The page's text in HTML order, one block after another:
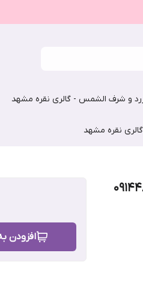
و شرف الشمس - گالری نقره مشهد
نقره مشهد
افزودن